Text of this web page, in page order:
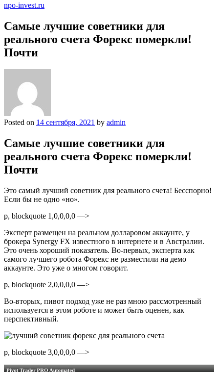
npo-invest.ru
Самые лучшие советники для
реального счета Форекс померкли!
Почти
Posted on 14 сентября, 2021 by admin
Самые лучшие советники для
реального счета Форекс померкли!
Почти
Это самый лучший советник для реального счета! Бесспорно!
Если бы не одно «но».
p, blockquote 1,0,0,0,0 —>
Эксперт размещен на реальном долларовом аккаунте, у
брокера Synergy FX известного в интернете и в Австралии.
Это очень хороший показатель. Во-первых, эксперта как
самого лучшего робота Форекс не разместили на демо
аккаунте. Это уже о многом говорит.
p, blockquote 2,0,0,0,0 —>
Во-вторых, пивот подход уже не раз мною рассмотренный
используется в этом роботе и может быть оценен, как
перспективный.
p, blockquote 3,0,0,0,0 —>